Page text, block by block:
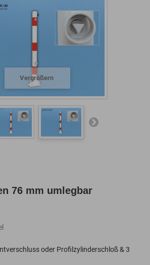
Vergrößern
76 mm umlegbar
oder Profilzylinderschloß & 3